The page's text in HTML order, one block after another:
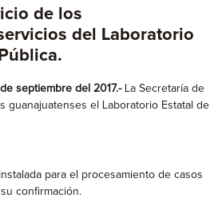
de los
del Laboratorio
septiembre del 2017.-La Secretaría de
guanajuatenses el Laboratorio Estatal de
para el procesamiento de casos
confirmación.